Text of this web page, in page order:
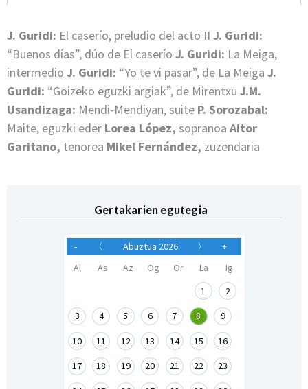
J. Guridi: El caserío, preludio del acto II J. Guridi:
“Buenos días”, dúo de El caserío J. Guridi: La Meiga,
intermedio J. Guridi: “Yo te vi pasar”, de La Meiga J.
Guridi: “Goizeko eguzki argiak”, de Mirentxu J.M.
Usandizaga: Mendi-Mendiyan, suite P. Sorozabal:
Maite, eguzki eder Lorea López, sopranoa Aitor
Garitano, tenorea Mikel Fernández, zuzendaria
Gertakarien egutegia
- 〈 Abuztua 2026 〉
+
Al
As Az Og Or La
Ig
1
2
3 4 5 6 7 8 9
10 11 12 13 14 15 16
17 18 19 20 21 22 23